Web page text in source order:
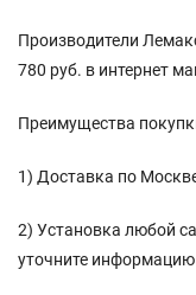
Производители
780 руб. в интернет
Преимущества
1) Доставка по
2) Установка любой
уточните